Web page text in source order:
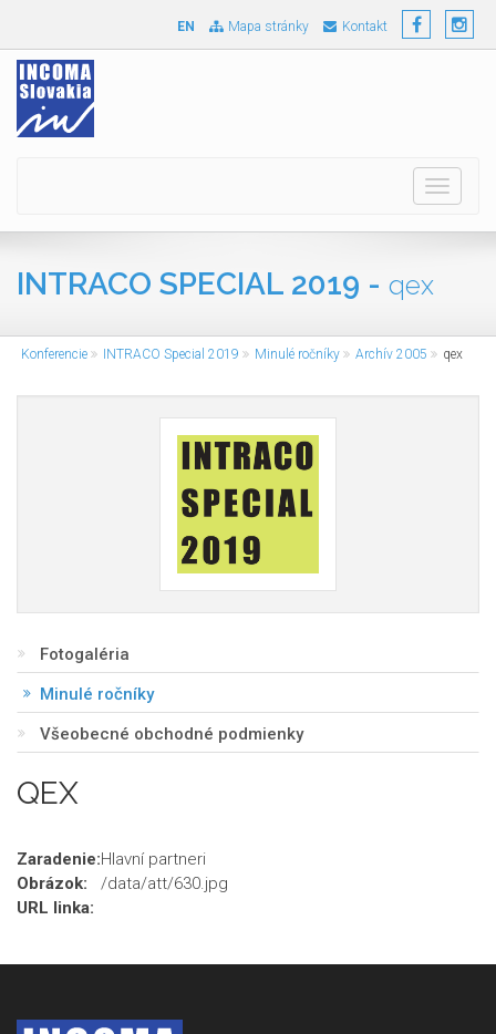
EN Mapa stránky Kontakt
Toggle
INTRACO SPECIAL 2019 - qex
Konferencie INTRACO Special 2019 Minulé ročníky Archív 2005 qex
Fotogaléria
Minulé ročníky
Všeobecné obchodné podmienky
QEX
Zaradenie:Hlavní partneri
Obrázok:
/data/att/630.jpg
URL linka: